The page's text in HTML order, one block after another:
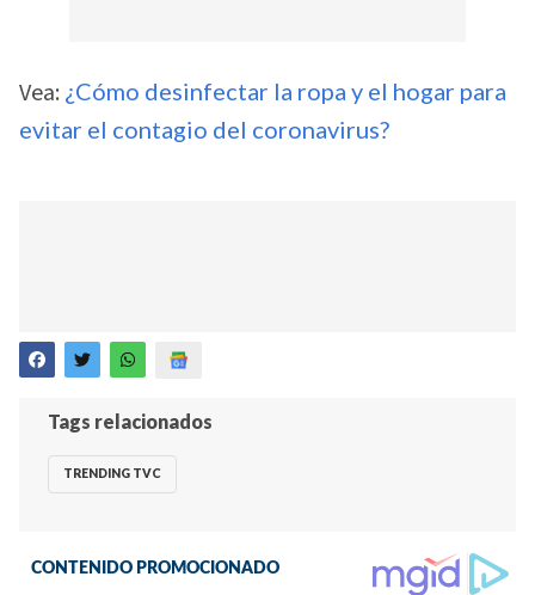
Vea: ¿Cómo desinfectar la ropa y el hogar para
evitar el contagio del coronavirus?
Tags relacionados
TRENDING TVC